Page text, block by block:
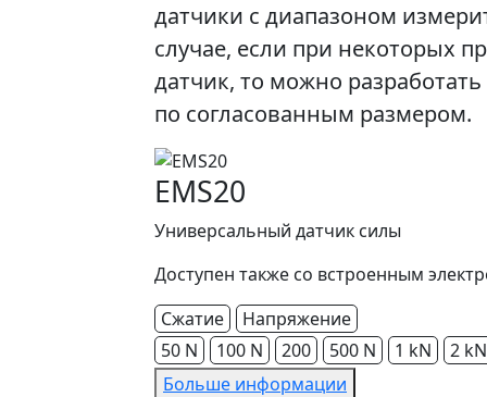
датчики с диапазоном
случае, если при некоторых
датчик, то можно
по согласованным размером.
EMS20
Универсальный датчик силы
Доступен также со встроенным
Сжатие
Напряжение
50 N
100 N 200 500 N 1 kN
2 kN
Больше информации